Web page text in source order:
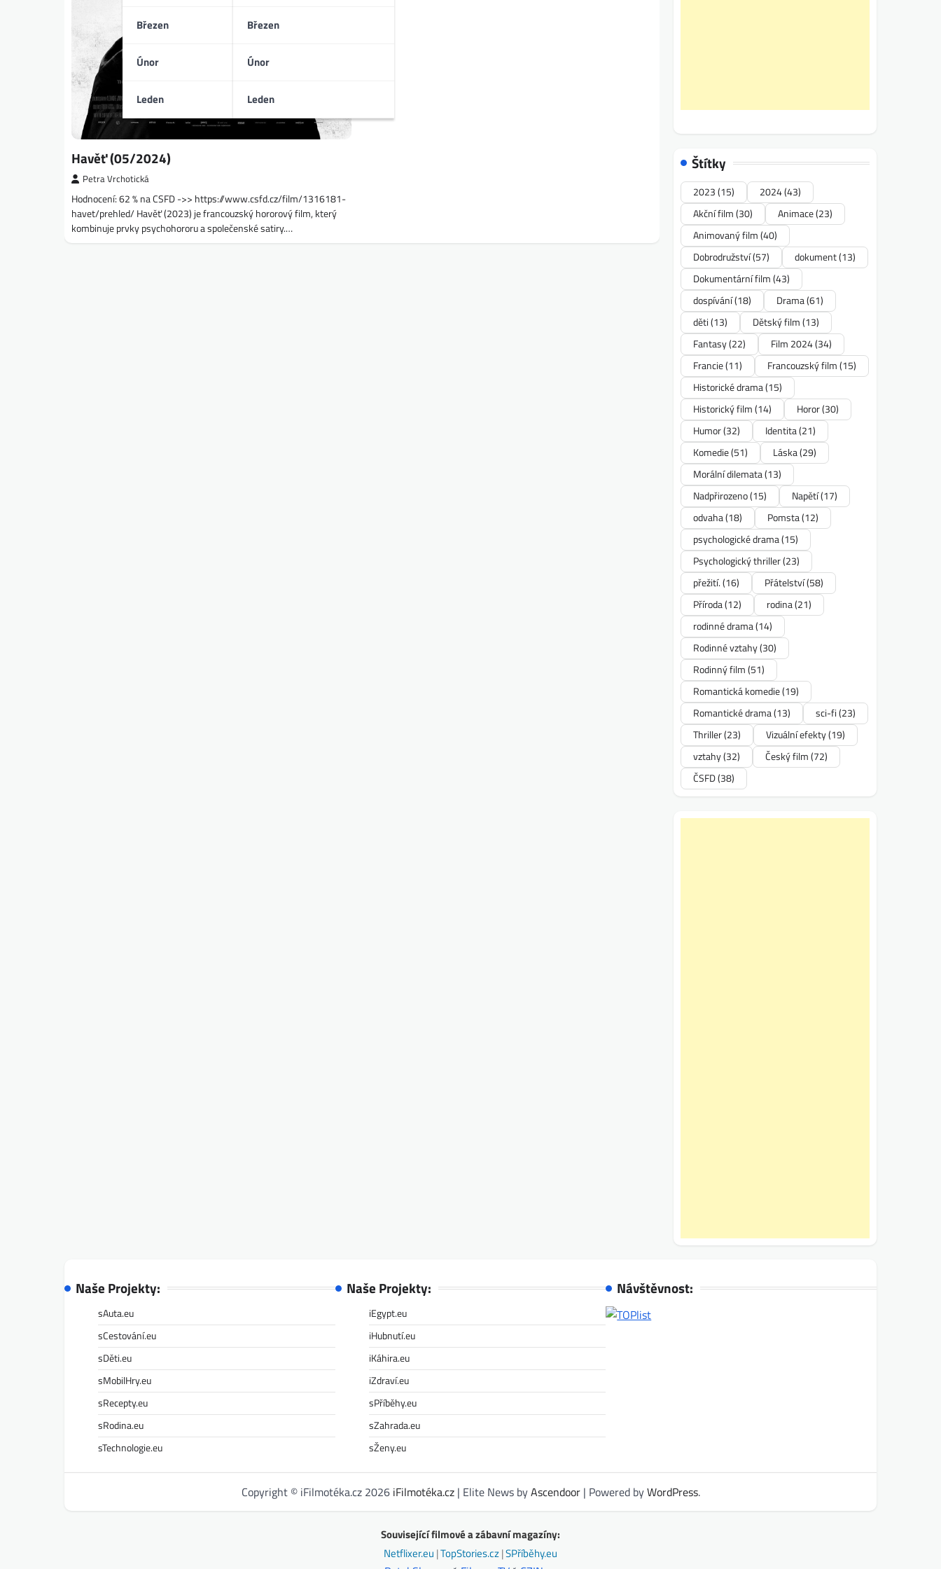
Březen
Únor
Leden
Březen
Únor
Leden
Havěť (05/2024)
Petra Vrchotická
Hodnocení: 62 % na CSFD ->> https://www.csfd.cz/film/1316181-
havet/prehled/ Havěť (2023) je francouzský hororový film, který
kombinuje prvky psychohororu a společenské satiry.…
Štítky
2023(15) 2024(43)
Akční film(30) Animace(23)
Animovaný film(40)
Dobrodružství(57) dokument(13)
Dokumentární film(43)
dospívání(18) Drama(61)
děti(13) Dětský film(13)
Fantasy(22) Film 2024(34)
Francie(11) Francouzský film(15)
Historické drama(15)
Historický film(14) Horor(30)
Humor(32) Identita(21)
Komedie(51) Láska(29)
Morální dilemata(13)
Nadpřirozeno(15) Napětí(17)
odvaha(18) Pomsta(12)
psychologické drama(15)
Psychologický thriller(23)
přežití.(16) Přátelství(58)
Příroda(12) rodina(21)
rodinné drama(14)
Rodinné vztahy(30)
Rodinný film(51)
Romantická komedie(19)
Romantické drama(13) sci-fi(23)
Thriller(23) Vizuální efekty(19)
vztahy(32) Český film(72)
ČSFD(38)
Naše Projekty:
sAuta.eu
sCestování.eu
sDěti.eu
sMobilHry.eu
sRecepty.eu
sRodina.eu
sTechnologie.eu
Naše Projekty:
iEgypt.eu
iHubnutí.eu
iKáhira.eu
iZdraví.eu
sPříběhy.eu
sZahrada.eu
sŽeny.eu
Návštěvnost:
Copyright © iFilmotéka.cz 2026 iFilmotéka.cz| Elite News byAscendoor| Powered byWordPress.
Související filmové a zábavní magazíny:
Netflixer.eu |TopStories.cz|SPříběhy.eu